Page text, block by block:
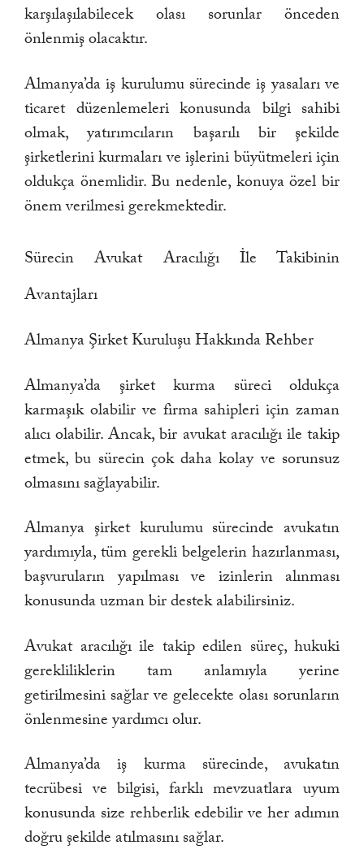
karşılaşılabilecek olası sorunlar önceden
önlenmiş olacaktır.
Almanya’da iş kurulumu sürecinde iş yasaları ve
ticaret düzenlemeleri konusunda bilgi sahibi
olmak, yatırımcıların başarılı bir şekilde
şirketlerini kurmaları ve işlerini büyütmeleri için
oldukça önemlidir. Bu nedenle, konuya özel bir
önem verilmesi gerekmektedir.
Sürecin Avukat Aracılığı İle Takibinin
Avantajları
Almanya Şirket Kuruluşu Hakkında Rehber
Almanya’da şirket kurma süreci oldukça
karmaşık olabilir ve firma sahipleri için zaman
alıcı olabilir. Ancak, bir avukat aracılığı ile takip
etmek, bu sürecin çok daha kolay ve sorunsuz
olmasını sağlayabilir.
Almanya şirket kurulumu sürecinde avukatın
yardımıyla, tüm gerekli belgelerin hazırlanması,
başvuruların yapılması ve izinlerin alınması
konusunda uzman bir destek alabilirsiniz.
Avukat aracılığı ile takip edilen süreç, hukuki
gerekliliklerin tam anlamıyla yerine
getirilmesini sağlar ve gelecekte olası sorunların
önlenmesine yardımcı olur.
Almanya’da iş kurma sürecinde, avukatın
tecrübesi ve bilgisi, farklı mevzuatlara uyum
konusunda size rehberlik edebilir ve her adımın
doğru şekilde atılmasını sağlar.